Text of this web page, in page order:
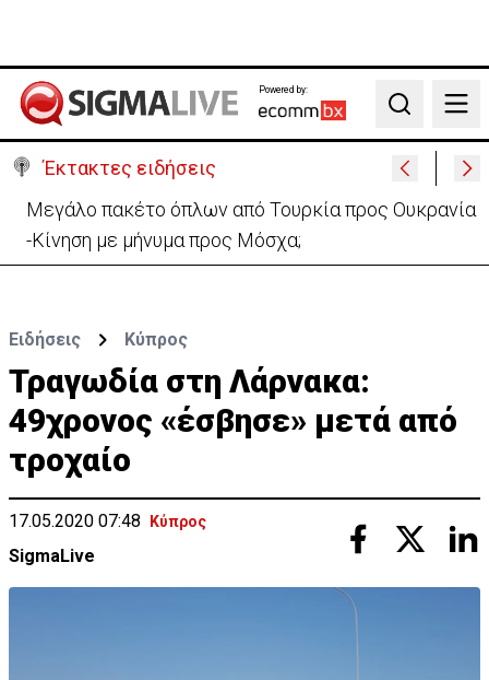
Powered by:
Search
Έκτακτες ειδήσεις
Μεγάλο πακέτο όπλων από Τουρκία προς Ουκρανία
-Κίνηση με μήνυμα προς Μόσχα;
Ειδήσεις Κύπρος
Τραγωδία στη Λάρνακα:
49χρονος «έσβησε» μετά από
τροχαίο
17.05.2020 07:48 Κύπρος
SigmaLive